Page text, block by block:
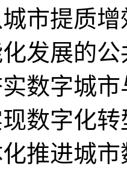
市提质
发展的
数字城
数字化
推进城